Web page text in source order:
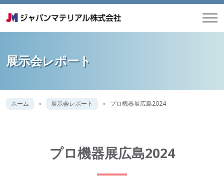
展示会レポート
ホーム 展示会レポート プロ機器展広島2024
プロ機器展広島2024